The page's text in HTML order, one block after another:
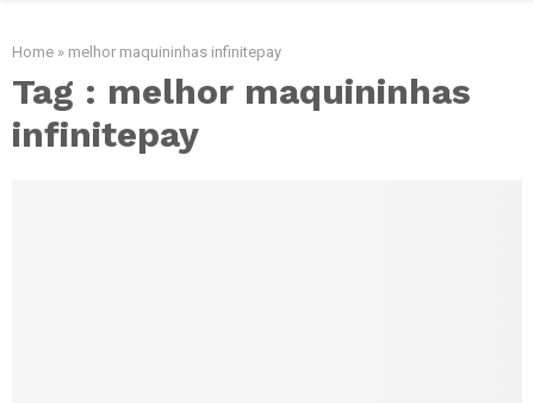
Home » melhor maquininhas infinitepay
Tag : melhor maquininhas
infinitepay